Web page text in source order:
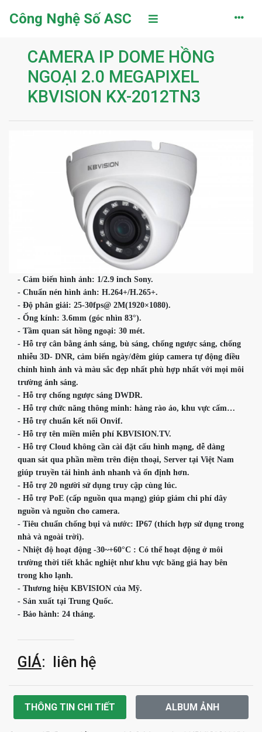
Công Nghệ Số ASC
CAMERA IP DOME HỒNG
NGOẠI 2.0 MEGAPIXEL
KBVISION KX-2012TN3
- Cảm biến hình ảnh: 1/2.9 inch Sony.
- Chuẩn nén hình ảnh: H.264+/H.265+.
- Độ phân giải: 25-30fps@ 2M(1920×1080).
- Ống kính: 3.6mm (góc nhìn 83°).
- Tầm quan sát hồng ngoại: 30 mét.
- Hỗ trợ cân bằng ánh sáng, bù sáng, chống ngược sáng, chống
nhiễu 3D- DNR, cảm biến ngày/đêm giúp camera tự động điều
chỉnh hình ảnh và màu sắc đẹp nhất phù hợp nhất với mọi môi
trường ánh sáng.
- Hỗ trợ chống ngược sáng DWDR.
- Hỗ trợ chức năng thông minh: hàng rào ảo, khu vực cấm…
- Hỗ trợ chuẩn kết nối Onvif.
- Hỗ trợ tên miền miễn phí KBVISION.TV.
- Hỗ trợ Cloud không cần cài đặt cấu hình mạng, dễ dàng
quan sát qua phần mềm trên điện thoại, Server tại Việt Nam
giúp truyền tải hình ảnh nhanh và ổn định hơn.
- Hỗ trợ 20 người sử dụng truy cập cùng lúc.
- Hỗ trợ PoE (cấp nguồn qua mạng) giúp giảm chi phí dây
nguồn và nguồn cho camera.
- Tiêu chuẩn chống bụi và nước: IP67 (thích hợp sử dụng trong
nhà và ngoài trời).
- Nhiệt độ hoạt động -30~+60°C : Có thể hoạt động ở môi
trường thời tiết khắc nghiệt như khu vực băng giá hay bên
trong kho lạnh.
- Thương hiệu KBVISION của Mỹ.
- Sản xuất tại Trung Quốc.
- Bảo hành: 24 tháng.
GIÁ: liên hệ
THÔNG TIN CHI TIẾT ALBUM ẢNH